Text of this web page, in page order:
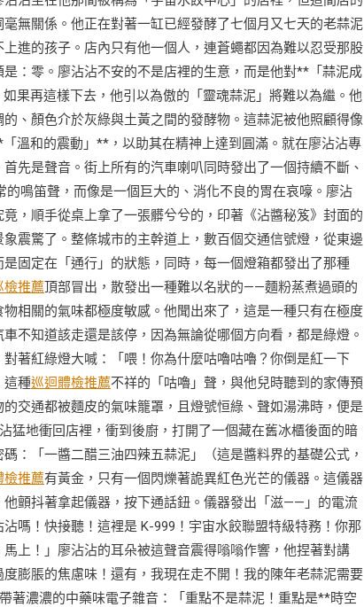
無關係。他正在對著一缸已經發酵了七個月又七天的老蒜泥
進的孩子。店內只有他一個人，連蒼蠅都因為難以忍受那股
：零。廖沾沾不安的不是店裡的生意，而是他對**「蒜泥成
果再這樣下去，他引以為傲的「靈魂蒜泥」將難以為繼。他
、顏色介於灰綠與土黃之間的發酵物。這蒜泥被他照顧得像
溫和的震動」**，以助其在精神上達到圓滿。就在廖沾沾專
先是聲音。街上所有的汽車喇叭同時發出了一個持續不斷、
鳴笛聲，而像是一個巨大的、消化不良的胃在哀嚎。廖沾
，順手從桌上拿了一張髒兮兮的，印著《沾醬秘笈》封面的
震驚了。整條城市的主幹道上，數百個交通信號燈，從東邊
固定在「通行」的狀態，同時，每一個燈箱都發出了那種
檢推薦頂部冒出，散發出一種難以名狀的——麵粉蒸煮過頭的
相關的氣味都極度敏感。他聞出來了，這是一種只有在極度
不知道該走還是該停，因為無論從哪個方向看，都是綠燈。
著紅綠燈大喊：「喂！你為什麼咕嚕咕嚕？你倒是紅一下
這種巡迴體檢推薦不祥的「咕嚕」聲，與他兒時聽到的家傳預
交通都被麵皮的氣味籠罩，且燈號恒綠、聲如湯沸時，便是
猛地衝回店裡，衝到後廚，打開了一個藏在舊冰櫃後面的暗
：「一醬二醋三油四辣五蒜泥」（這是醬料界的基礎公式，
檢推薦有黃金，只有一個閃爍著詭異紅色光芒的儀器。這儀器
顫抖著拿起儀器，按下通話鈕。儀器發出「滋——」的電流
嗎！快接聽！這裡是 K-999！宇宙水餃聯盟特級特務！你那
上！」廖沾沾的耳朵被這聲音震得嗡嗡作響，他捏著對講
膨脹的焦慮味！還有，我現在走不開！我的陳年老蒜泥需要
著濃濃的中藥味電子雜音：「重點不是蒜泥！重點是**時空